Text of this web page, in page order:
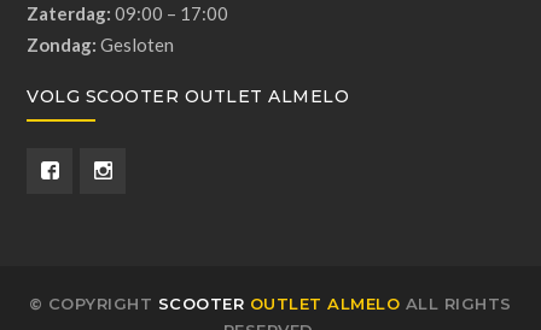
Zaterdag: 09:00 – 17:00
Zondag: Gesloten
VOLG SCOOTER OUTLET ALMELO
© COPYRIGHT SCOOTER OUTLET ALMELO ALL RIGHTS